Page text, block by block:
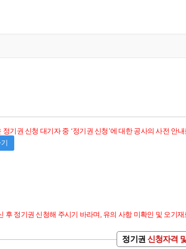
기권 신청 대기자 중 ‘정기권 신청’에 대한 공사의 사전 안
후 정기권 신청해 주시기 바라며, 유의 사항 미확인 및 오기
정기권 신청자격